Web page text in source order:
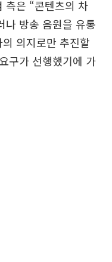
측은 “콘텐츠의 차
나 방송 음원을 유통
의지로만 추진할
구가 선행했기에 가